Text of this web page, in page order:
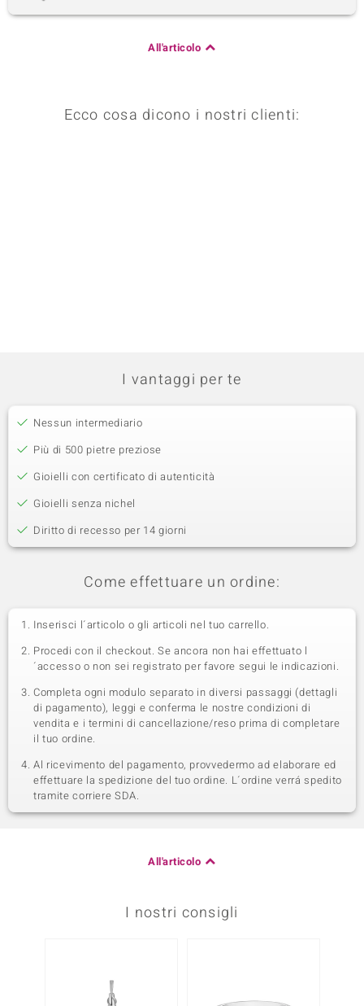
All'articolo
Ecco cosa dicono i nostri clienti:
I vantaggi per te
Nessun intermediario
Più di 500 pietre preziose
Gioielli con certificato di autenticità
Gioielli senza nichel
Diritto di recesso per 14 giorni
Come effettuare un ordine:
Inserisci l´articolo o gli articoli nel tuo carrello.
Procedi con il checkout. Se ancora non hai effettuato l
´accesso o non sei registrato per favore segui le indicazioni.
Completa ogni modulo separato in diversi passaggi (dettagli
di pagamento), leggi e conferma le nostre condizioni di
vendita e i termini di cancellazione/reso prima di completare
il tuo ordine.
Al ricevimento del pagamento, provvedermo ad elaborare ed
effettuare la spedizione del tuo ordine. L´ordine verrá spedito
tramite corriere SDA.
All'articolo
I nostri consigli